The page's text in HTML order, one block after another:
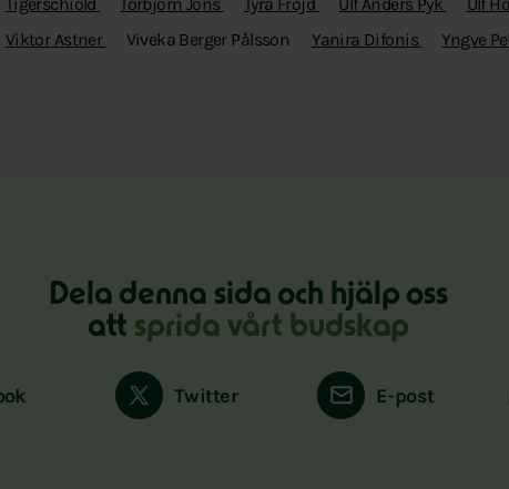
Viktor Astner
Viveka Berger Pålsson Yanira Difonis Yngve
Dela denna sida och hjälp oss
att sprida vårt budskap
Twitter E-post